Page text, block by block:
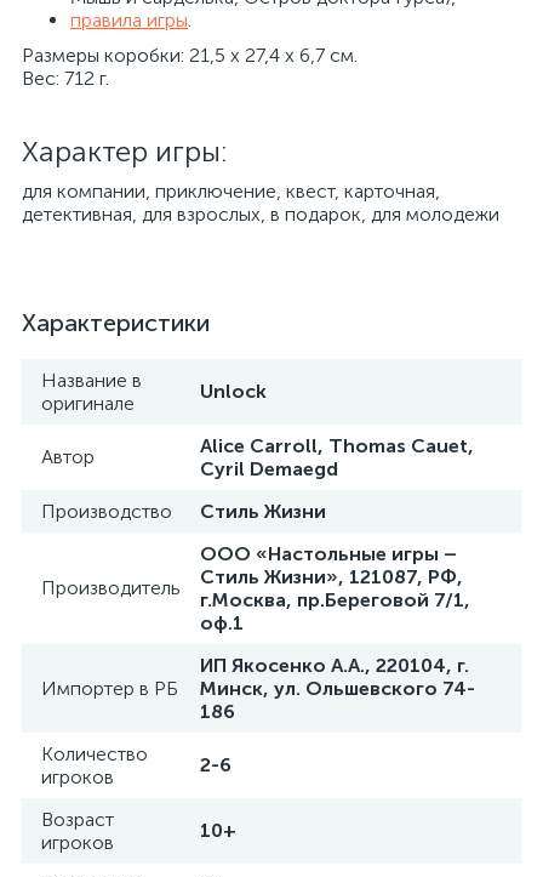
правила игры.
Размеры коробки: 21,5 х 27,4 х 6,7 см.
Вес: 712 г.
Характер игры:
для компании, приключение, квест, карточная,
детективная, для взрослых, в подарок, для молодежи
Характеристики
Название в
оригинале
Unlock
Автор
Alice Carroll, Thomas Cauet,
Cyril Demaegd
Производство
Стиль Жизни
Производитель
ООО «Настольные игры –
Стиль Жизни», 121087, РФ,
г.Москва, пр.Береговой 7/1,
оф.1
Импортер в РБ
ИП Якосенко А.А., 220104, г.
Минск, ул. Ольшевского 74-
186
Количество
игроков
2-6
Возраст
игроков
10+